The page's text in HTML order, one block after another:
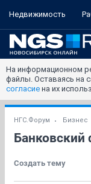
Недвижимость
На информационном
файлы. Оставаясь на
согласие на их
НГС.Форум Бизнес
Банковский
Создать тему